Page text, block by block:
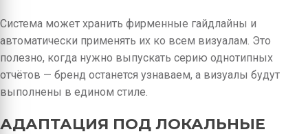
Система может хранить фирменные гайдлайны и
автоматически применять их ко всем визуалам. Это
полезно, когда нужно выпускать серию однотипных
отчётов — бренд останется узнаваем, а визуалы будут
выполнены в едином стиле.
АДАПТАЦИЯ ПОД ЛОКАЛЬНЫЕ